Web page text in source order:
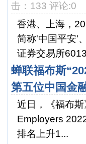
击：133 评论:0
香港、上海，
简称'中国平安'
证券交易所
蝉联福布斯
第五位中国金
近日，《福布
Employers
排名上升1...